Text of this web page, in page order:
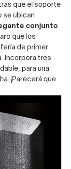
que el soporte
se ubican
conjunto
que los
de primer
Incorpora tres
para una
¡Parecerá que